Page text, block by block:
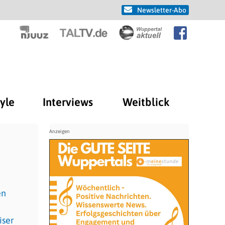
Newsletter-Abo
Interviews Weitblick